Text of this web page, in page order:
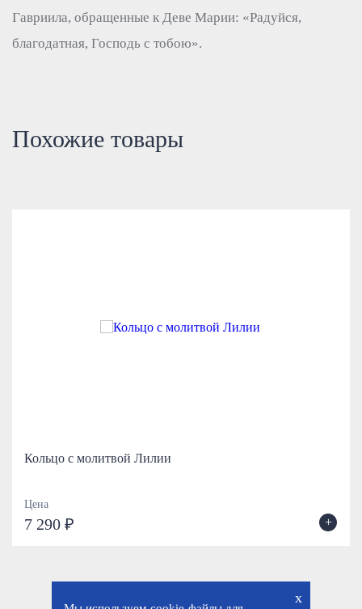
Гавриила, обращенные к Деве Марии: «Радуйся,
благодатная, Господь с тобою».
Похожие товары
Кольцо с молитвой Лилии
Цена
7 290 ₽ +
x